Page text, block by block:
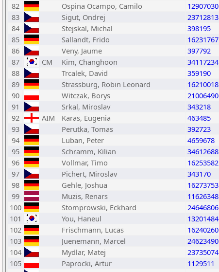
82
Ospina Ocampo, Camilo 12907030
83
Sigut, Ondrej 23712813
84
Stejskal, Michal 398195
85
Sallandt, Frido 16231767
86
Veny, Jaume 397792
87
CM Kim, Changhoon 34117234
88
Trcalek, David 359190
89
Strassburg, Robin Leonard 16210018
90
Witczak, Borys 21006490
91
Srkal, Miroslav 343218
92
AIM Karas, Eugenia 463485
93
Perutka, Tomas 392723
94
Luban, Peter 4659678
95
Schramm, Kilian 34612688
96
Vollmar, Timo 16253582
97
Pichert, Miroslav 343170
98
Gehle, Joshua 16273753
99
Muzis, Renars 11626348
100
Stomprowski, Eckhard 24646806
101
You, Haneul 13201484
102
Frischmann, Lucas 16240260
103
Juenemann, Marcel 24623490
104
Mydlar, Matej 23735074
105
Paprocki, Artur 1129511